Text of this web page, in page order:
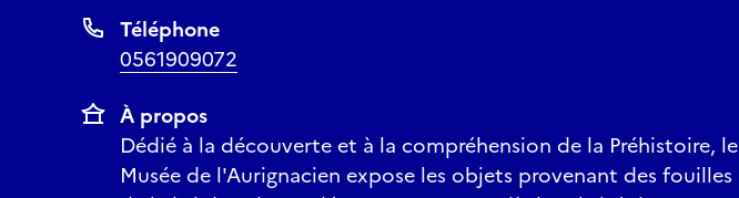
Téléphone
0561909072
À propos
Dédié à la découverte et à la compréhension de la Préhistoire, le
Musée de l'Aurignacien expose les objets provenant des fouilles